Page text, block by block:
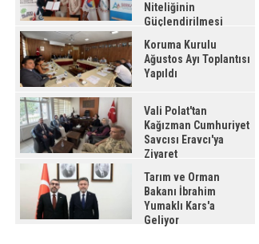
Niteliğinin
Güçlendirilmesi
Projesi"
Koruma Kurulu
Ağustos Ayı Toplantısı
Yapıldı
Vali Polat'tan
Kağızman Cumhuriyet
Savcısı Eravcı'ya
Ziyaret
Tarım ve Orman
Bakanı İbrahim
Yumaklı Kars'a
Geliyor